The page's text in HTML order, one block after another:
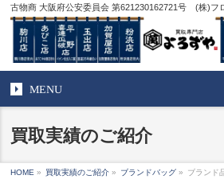
古物商 大阪府公安委員会 第621230162721号 (株)フ
MENU
買取実績のご紹介
HOME » 買取実績のご紹介 » ブランドバッグ » ブランド